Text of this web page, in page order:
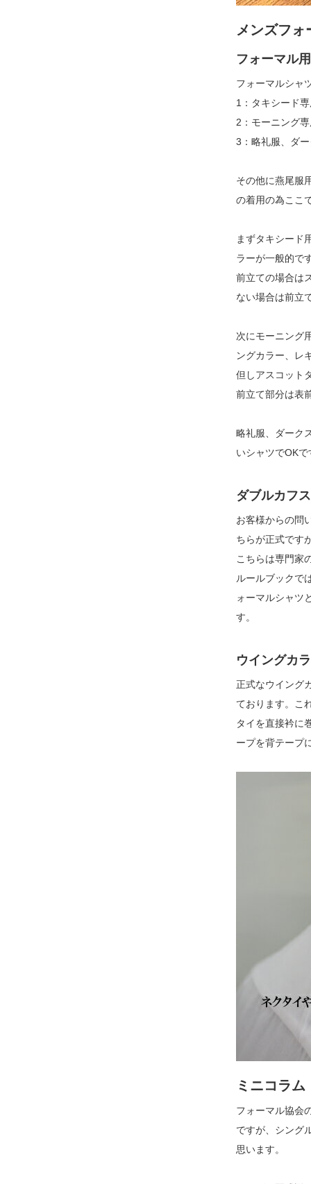
メンズフ
フォーマル
フォーマルシャ
1：タキシード
2：モーニング
3：略礼服、ダ
その他に燕尾服
の着用の為ここ
まずタキシード
ラーが一般的で
前立ての場合は
ない場合は前立
次にモーニング
ングカラー、レ
但しアスコット
前立て部分は表
略礼服、ダーク
いシャツでOK
ダブルカフ
お客様からの問
ちらが正式です
こちらは専門家
ルールブックで
ォーマルシャツ
す。
ウイングカ
正式なウイング
ております。こ
タイを直接衿に
ープを背テープ
ミニコラム
フォーマル協会
ですが、シング
思います。